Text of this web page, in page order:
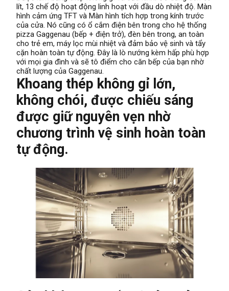
lít, 13 chế độ hoạt động linh hoạt với đầu dò nhiệt độ. Màn
hình cảm ứng TFT và Màn hình tích hợp trong kính trước
của cửa. Nó cũng có ổ cắm điện bên trong cho hệ thống
pizza Gaggenau (bếp + điện trở), đèn bên trong, an toàn
cho trẻ em, máy lọc mùi nhiệt và đảm bảo vệ sinh và tẩy
cặn hoàn toàn tự động. Đây là lò nướng kèm hấp phù hợp
với mọi gia đình và sẽ tô điểm cho căn bếp của bạn nhờ
chất lượng của Gaggenau.
Khoang thép không gỉ lớn,
không chói, được chiếu sáng
được giữ nguyên vẹn nhờ
chương trình vệ sinh hoàn toàn
tự động.